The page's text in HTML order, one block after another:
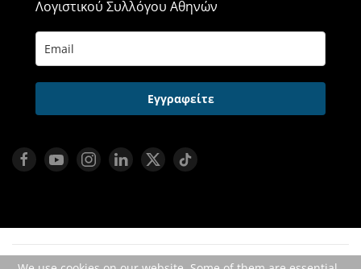
Λογιστικού Συλλόγου Αθηνών
Εγγραφείτε